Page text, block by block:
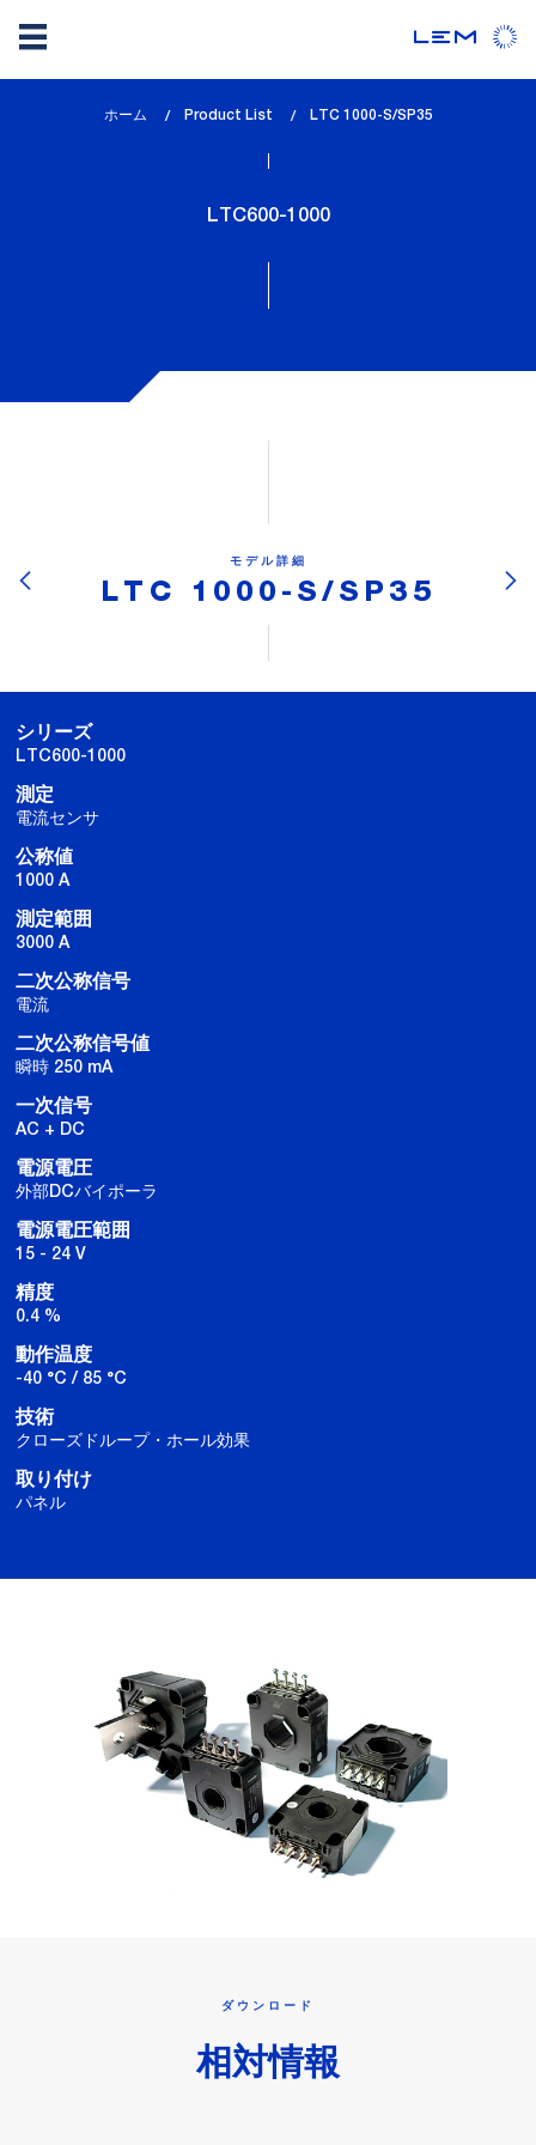
動
ホーム Product List
lem_current_page
LTC 1000-S/SP35
LTC600-1000
モデル詳細
LTC 1000-S/SP35
シリーズ
LTC600-1000
測定
電流センサ
公称値
1000 A
測定範囲
3000 A
二次公称信号
電流
二次公称信号値
瞬時 250 mA
一次信号
AC + DC
電源電圧
外部DCバイポーラ
電源電圧範囲
15 - 24 V
精度
0.4 %
動作温度
-40 °C / 85 °C
技術
クローズドループ・ホール効果
取り付け
パネル
ダウンロード
相対情報